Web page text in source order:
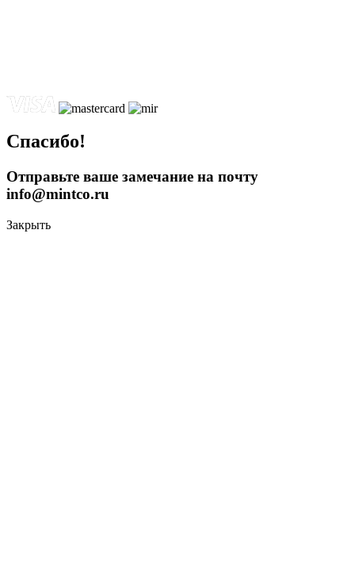
Спасибо!
Отправьте ваше замечание на почту
info@mintco.ru
Закрыть